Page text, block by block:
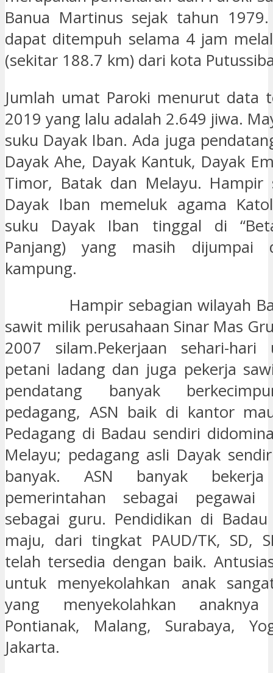
Banua Martinus sejak tahun
dapat ditempuh selama 4 jam
(sekitar 188.7 km) dari kota
Jumlah umat Paroki menurut data
2019 yang lalu adalah 2.649 jiwa.
suku Dayak Iban. Ada juga
Dayak Ahe, Dayak Kantuk, Dayak
Timor, Batak dan Melayu. Hampir
Dayak Iban memeluk agama
suku Dayak Iban tinggal di
Panjang) yang masih dijumpai
kampung.
Hampir sebagian wilayah
sawit milik perusahaan Sinar Mas
2007 silam.Pekerjaan sehari-
petani ladang dan juga pekerja
pendatang banyak
pedagang, ASN baik di kantor
Pedagang di Badau sendiri
Melayu; pedagang asli Dayak
banyak. ASN banyak
pemerintahan sebagai pegawai
sebagai guru. Pendidikan di
maju, dari tingkat PAUD/TK, SD,
telah tersedia dengan baik.
untuk menyekolahkan anak
yang menyekolahkan
Pontianak, Malang, Surabaya,
Jakarta.